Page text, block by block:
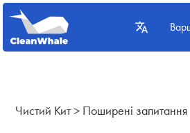
Чистий Кит> Поширені запитання